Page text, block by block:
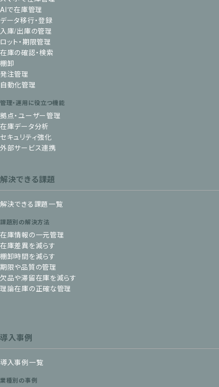
AIで在庫管理
データ移行・登録
入庫/出庫の管理
ロット・期限管理
在庫の確認・検索
棚卸
発注管理
自動化管理
管理・運用に役立つ機能
拠点・ユーザー管理
在庫データ分析
セキュリティ強化
外部サービス連携
解決できる課題
解決できる課題一覧
課題別の解決方法
在庫情報の一元管理
在庫差異を減らす
棚卸時間を減らす
期限や品質の管理
欠品や滞留在庫を減らす
理論在庫の正確な管理
導入事例
導入事例一覧
業種別の事例